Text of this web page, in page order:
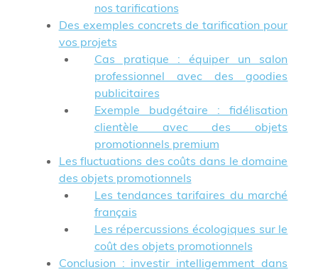
nos tarifications
Des exemples concrets de tarification pour
vos projets
Cas pratique : équiper un salon
professionnel avec des goodies
publicitaires
Exemple budgétaire : fidélisation
clientèle avec des objets
promotionnels premium
Les fluctuations des coûts dans le domaine
des objets promotionnels
Les tendances tarifaires du marché
français
Les répercussions écologiques sur le
coût des objets promotionnels
Conclusion : investir intelligemment dans